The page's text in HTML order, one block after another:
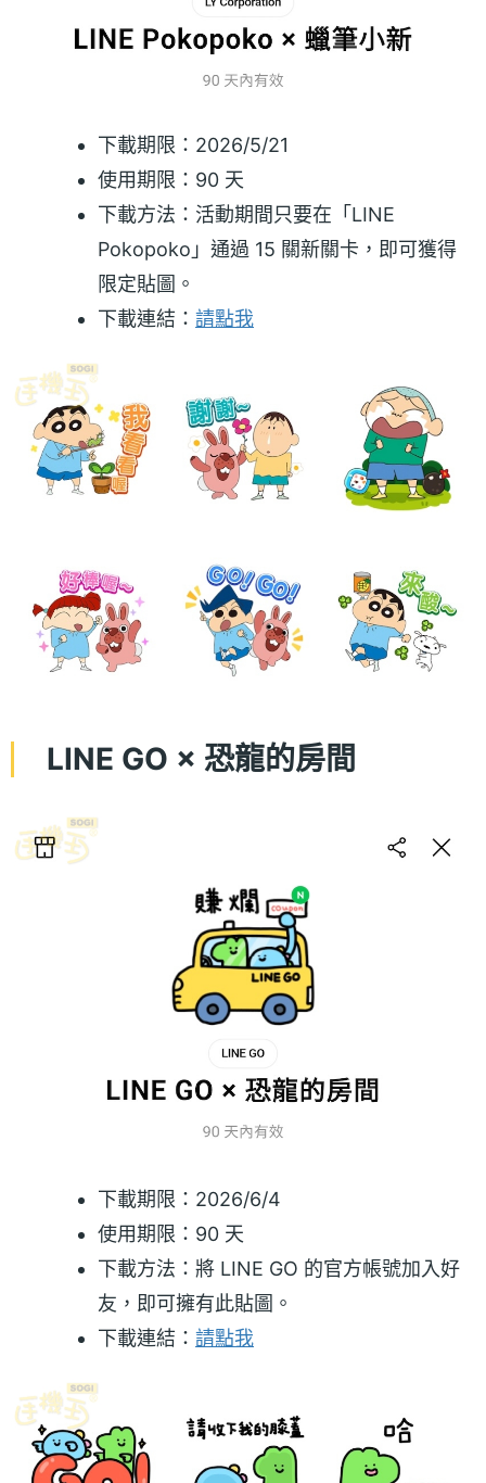
下載期限：2026/5/21
使用期限：90 天
下載方法：活動期間只要在「LINE
Pokopoko」通過 15 關新關卡，即可獲得
限定貼圖。
下載連結： 請點我
LINE GO × 恐龍的房間
下載期限：2026/6/4
使用期限：90 天
下載方法：將 LINE GO 的官方帳號加入好
友，即可擁有此貼圖。
下載連結： 請點我